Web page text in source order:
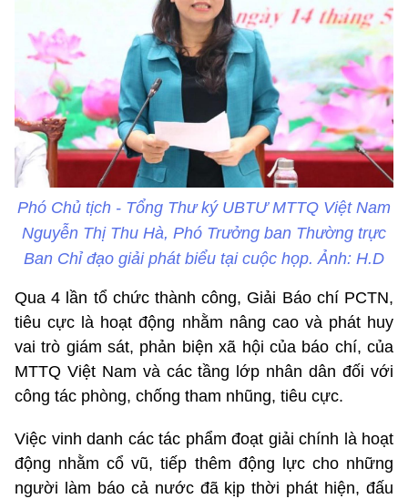
Phó Chủ tịch - Tổng Thư ký UBTƯ MTTQ Việt Nam
Nguyễn Thị Thu Hà, Phó Trưởng ban Thường trực
Ban Chỉ đạo giải phát biểu tại cuộc họp. Ảnh: H.D
Qua 4 lần tổ chức thành công, Giải Báo chí PCTN,
tiêu cực là hoạt động nhằm nâng cao và phát huy
vai trò giám sát, phản biện xã hội của báo chí, của
MTTQ Việt Nam và các tầng lớp nhân dân đối với
công tác phòng, chống tham nhũng, tiêu cực.
Việc vinh danh các tác phẩm đoạt giải chính là hoạt
động nhằm cổ vũ, tiếp thêm động lực cho những
người làm báo cả nước đã kịp thời phát hiện, đấu